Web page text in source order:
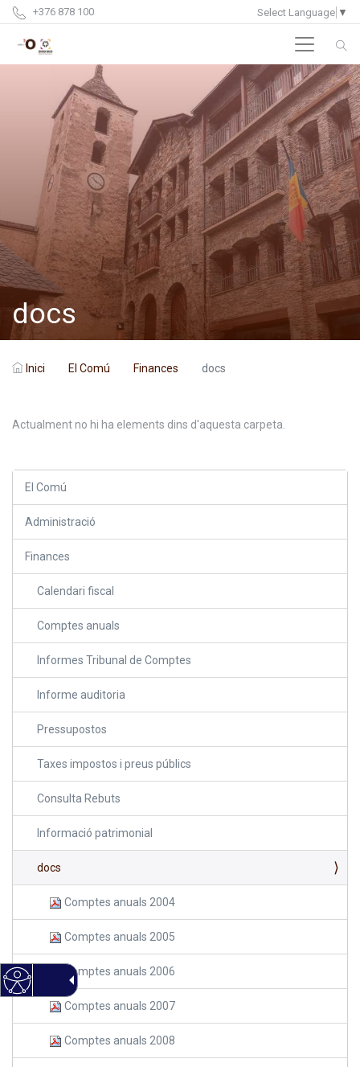
+376 878 100 Select Language ▼
docs
Inici El Comú Finances docs
El Comú
Administració
Finances
Calendari fiscal
Comptes anuals
Informes Tribunal de Comptes
Informe auditoria
Pressupostos
Taxes impostos i preus públics
Consulta Rebuts
Informació patrimonial
docs
Comptes anuals 2004
Comptes anuals 2005
Comptes anuals 2006
Comptes anuals 2007
Comptes anuals 2008
Actualment no hi ha elements dins d'aquesta carpeta.